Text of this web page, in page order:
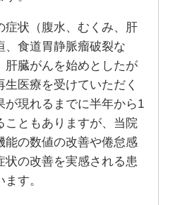
症状（腹水、むくみ、肝
、食道胃静脈瘤破裂な
肝臓がんを始めとしたが
医療を受けていただく
が現れるまでに半年から1
こともありますが、当院
能の数値の改善や倦怠感
状の改善を実感される患
す。